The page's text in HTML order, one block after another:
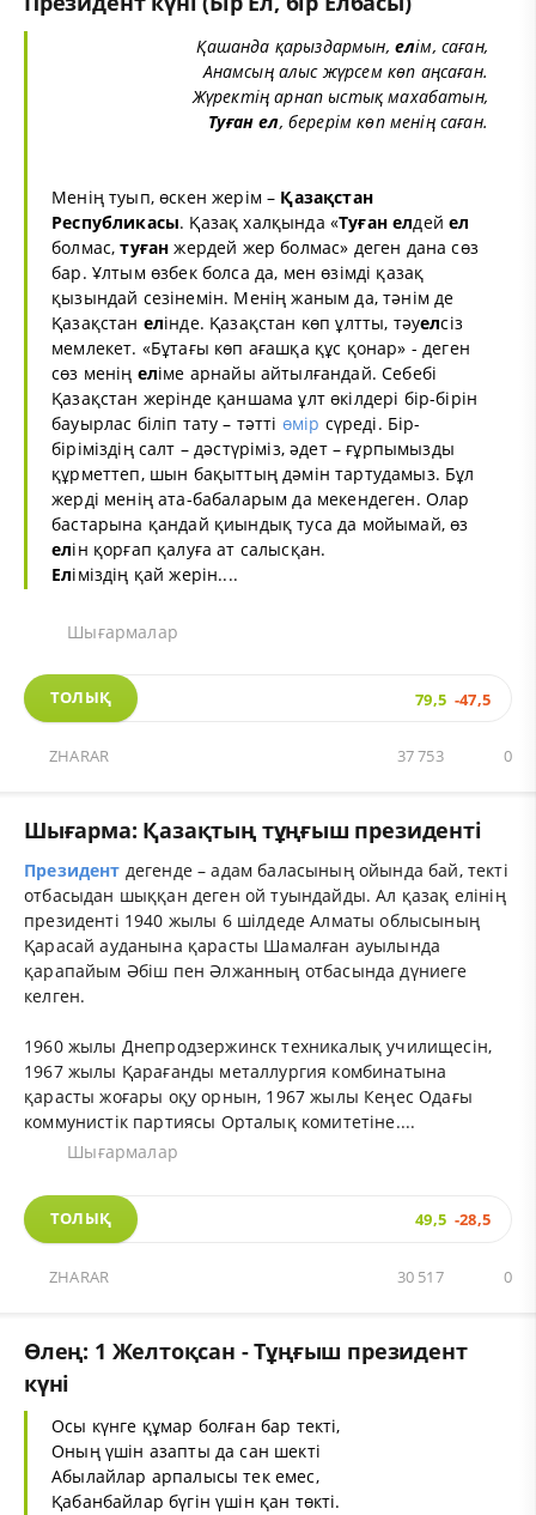
Қашанда қарыздармын, елім, саған,
Анамсың алыс жүрсем көп аңсаған.
Жүректің арнап ыстық махабатын,
Туған ел, берерім көп менің саған.
Менің туып, өскен жерім – Қазақстан
Республикасы. Қазақ халқында «Туған елдейел
болмас,туған жердей жер болмас» деген дана сөз
бар. Ұлтым өзбек болса да, мен өзімді қазақ
қызындай сезінемін. Менің жаным да, тәнім де
Қазақстан елінде. Қазақстан көп ұлтты, тәуелсіз
мемлекет. «Бұтағы көп ағашқа құс қонар» - деген
сөз менің еліме арнайы айтылғандай. Себебі
Қазақстан жерінде қаншама ұлт өкілдері бір-бірін
бауырлас біліп тату – тәтті өмір сүреді. Бір-
біріміздің салт – дәстүріміз, әдет – ғұрпымызды
құрметтеп, шын бақыттың дәмін тартудамыз. Бұл
жерді менің ата-бабаларым да мекендеген. Олар
бастарына қандай қиындық туса да мойымай, өз
елін қорғап қалуға ат салысқан.
Еліміздің қай жерін....
Шығармалар
ТОЛЫҚ 79,5 -47,5
ZHARAR 0
37 753
Шығарма: Қазақтың тұңғыш президенті
Президент дегенде – адам баласының ойында бай, текті
отбасыдан шыққан деген ой туындайды. Ал қазақ елінің
президенті 1940 жылы 6 шілдеде Алматы облысының
Қарасай ауданына қарасты Шамалған ауылында
қарапайым Әбіш пен Әлжанның отбасында дүниеге
келген.
1960 жылы Днепродзержинск техникалық училищесін,
1967 жылы Қарағанды металлургия комбинатына
қарасты жоғары оқу орнын, 1967 жылы Кеңес Одағы
коммунистік партиясы Орталық комитетіне....
Шығармалар
ТОЛЫҚ 49,5 -28,5
ZHARAR 0
30 517
Өлең: 1 Желтоқсан - Тұңғыш президент
күні
Осы күнге құмар болған бар текті,
Оның үшін азапты да сан шекті
Абылайлар арпалысы тек емес,
Қабанбайлар бүгін үшін қан төкті.